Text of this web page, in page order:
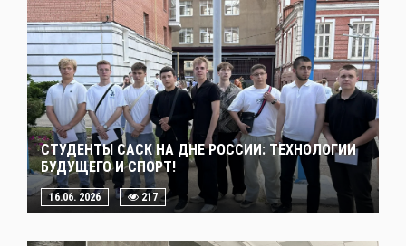
СТУДЕНТЫ САСК НА ДНЕ РОССИИ: ТЕХНОЛОГИИ
БУДУЩЕГО И СПОРТ!
16.06. 2026 217